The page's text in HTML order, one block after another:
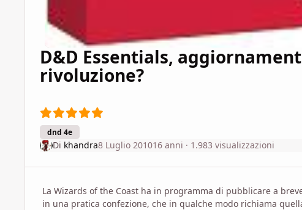
D&D Essentials,
rivoluzione?
dnd 4e
Di khandra8 Luglio 201016 anni · 1.983 visualizzazioni
La Wizards of the Coast ha in programma di pubblicare a
in una pratica confezione, che in qualche modo richiama